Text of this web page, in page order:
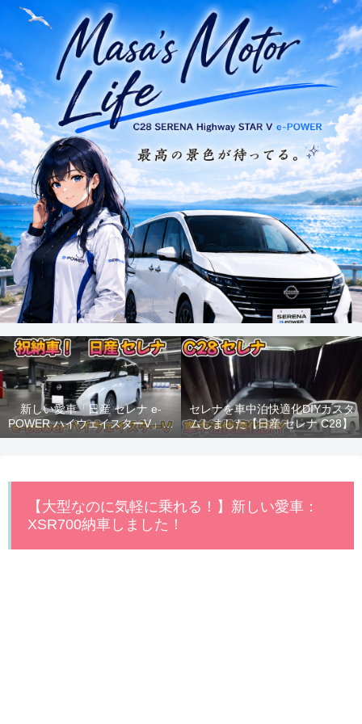
新しい愛車「日産 セレナ e-
POWER ハイウェイスターV」納
車！
セレナを車中泊快適化DIYカスタ
ムしました【日産 セレナ C28】
【大型なのに気軽に乗れる！】新しい愛車：
XSR700納車しました！